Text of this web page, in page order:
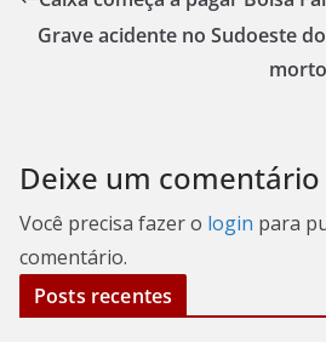
Grave acidente no Sudoeste
Deixe um comentário
Você precisa fazer o login para
comentário.
Posts recentes